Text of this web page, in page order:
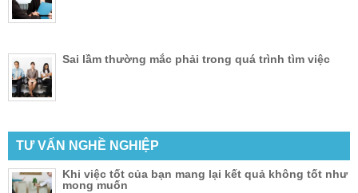
Sai lầm thường mắc phải trong quá trình tìm việc
TƯ VẤN NGHỀ NGHIỆP
Khi việc tốt của bạn mang lại kết quả không tốt như
mong muốn